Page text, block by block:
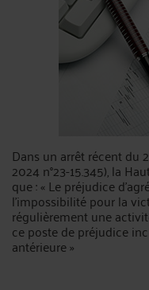
Dans un arrêt récent du
2024 n°23-15.345), la
que : « Le préjudice
l'impossibilité pour la
régulièrement une
ce poste de préjudice
antérieure »